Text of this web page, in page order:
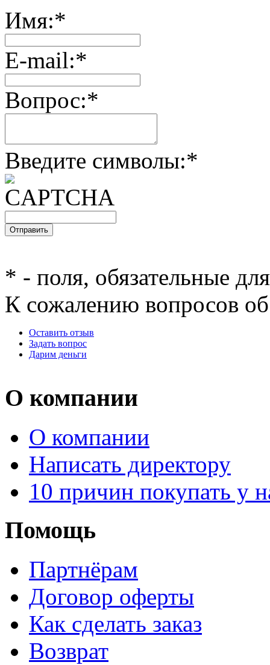
Имя:*
E-mail:*
Вопрос:*
Введите символы:*
* - поля, обязательные
К сожалению вопросов об
Оставить отзыв
Задать вопрос
Дарим деньги
О компании
О компании
Написать директору
10 причин покупать у
Помощь
Партнёрам
Договор оферты
Как сделать заказ
Возврат